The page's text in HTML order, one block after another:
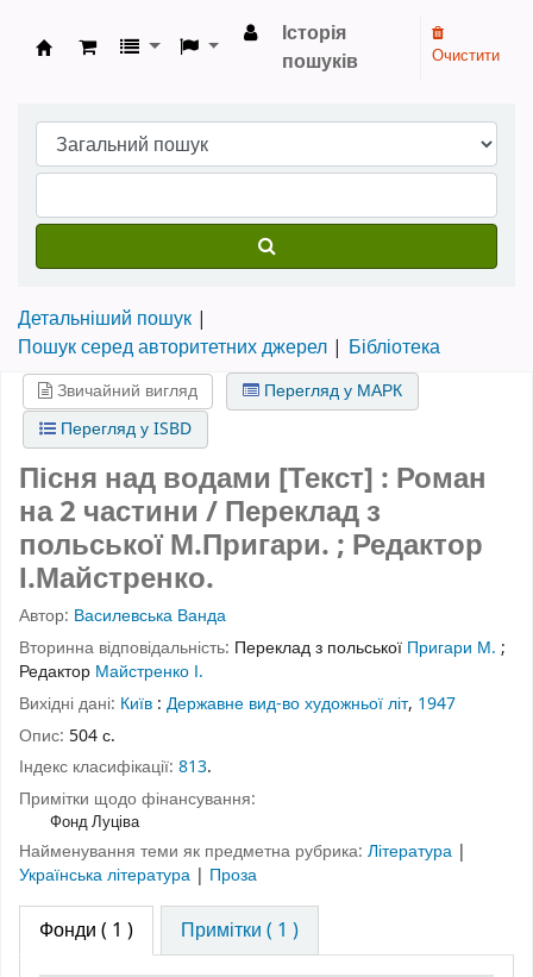
Бібліотека НТШ › Електронний каталог
Історія
пошуків
Очистити
Детальніший пошук
Пошук серед авторитетних джерел
Бібліотека
Звичайний вигляд
Перегляд у МАРК
Перегляд у ISBD
Пісня над водами [Текст] : Роман
на 2 частини / Переклад з
польської М.Пригари. ; Редактор
І.Майстренко.
Автор: Василевська Ванда
Вторинна відповідальність: Переклад з польської Пригари М. ;
Редактор Майстренко І.
Вихідні дані: Київ : Державне вид-во художньої літ, 1947
Опис: 504 с.
Індекс класифікації: 813.
Примітки щодо фінансування:
Фонд Луціва
Найменування теми як предметна рубрика: Література |
Українська література | Проза
Фонди ( 1 ) Примітки ( 1 )